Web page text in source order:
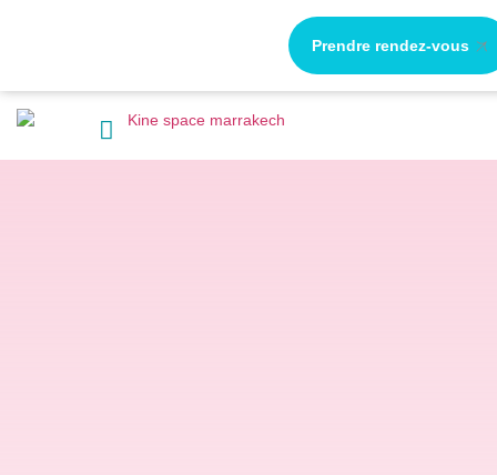
Prendre rendez-vous